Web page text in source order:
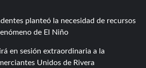
planteó la necesidad de recursos
de El Niño
en sesión extraordinaria a la
Unidos de Rivera